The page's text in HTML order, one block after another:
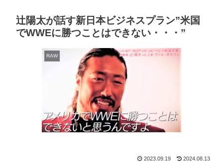
辻陽太が話す新日本ビジネスプラン”米国
でWWEに勝つことはできない・・・”
RAW
2023.09.19 2024.08.13